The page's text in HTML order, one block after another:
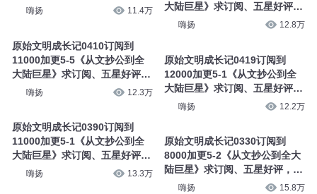
有加更
嗨扬 11.4万
原始文明成长记0410订阅到
11000加更5-5《从文抄公到全
大陆巨星》求订阅、五星好评，
有加更
嗨扬 12.3万
原始文明成长记0390订阅到
11000加更5-1《从文抄公到全
大陆巨星》求订阅、五星好评，
有加更
嗨扬 13.3万
大陆巨星》求订阅、五星好评，
有加更
嗨扬 12.8万
原始文明成长记0419订阅到
12000加更5-1《从文抄公到全
大陆巨星》求订阅、五星好评，
有加更
嗨扬 12.2万
原始文明成长记0330订阅到
8000加更5-2《从文抄公到全大
陆巨星》求订阅、五星好评，有
加更嗨扬 15.8万